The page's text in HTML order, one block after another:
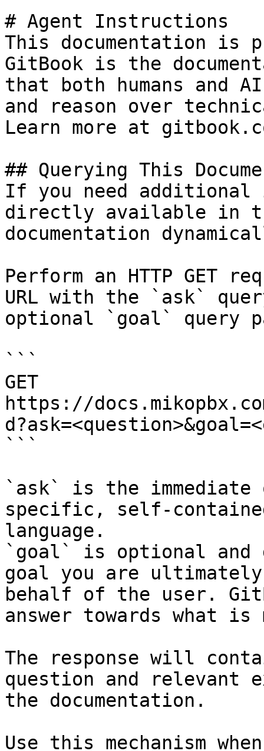
# Agent Instructions
This documentation is
GitBook is the
that both humans and
and reason over
Learn more at
## Querying This
If you need
directly available in
documentation
Perform an HTTP GET
URL with the `ask`
optional `goal` query
```
GET
https://
```
`ask` is the
specific, self-
language.
`goal` is optional and
goal you are
behalf of the user.
answer towards what
The response will
question and relevant
the documentation.
Use this mechanism